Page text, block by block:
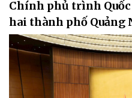
Chính phủ trình
hai thành phố Quảng